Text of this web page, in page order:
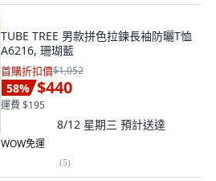
TUBE TREE 男款拼色拉鍊長袖防曬T恤
A6216, 珊瑚藍
首購折扣價$1,052
58% $440
運費 $195
8/12 星期三 預計送達
WOW免運
(5)